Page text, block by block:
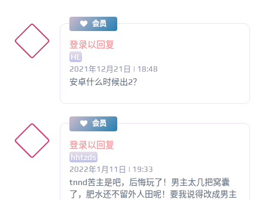
会员
登录以回复
HL
2021年12月21日 | 18:48
安卓什么时候出2？
会员
登录以回复
hhtzds
2022年1月11日 | 19:33
tnnd苦主是吧，后悔玩了！男主太几把窝囊
了，肥水还不留外人田呢！要我说得改成男主